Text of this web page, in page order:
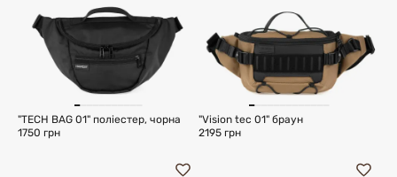
"TECH BAG 01" поліестер, чорна
1750 грн
"Vision tec 01" браун
2195 грн